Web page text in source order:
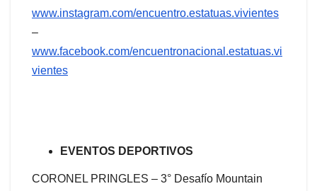
www.instagram.com/encuentro.estatuas.vivientes
–
www.facebook.com/encuentronacional.estatuas.vi
vientes
EVENTOS DEPORTIVOS
CORONEL PRINGLES – 3° Desafío Mountain